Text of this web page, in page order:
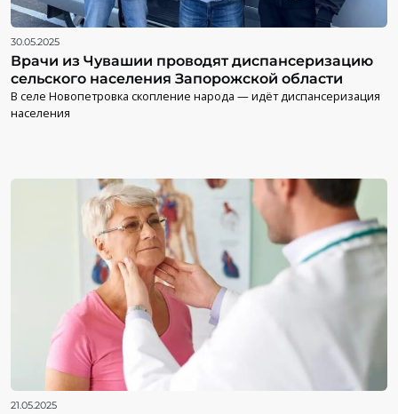
30.05.2025
Врачи из Чувашии проводят диспансеризацию
сельского населения Запорожской области
В селе Новопетровка скопление народа — идёт диспансеризация
населения
21.05.2025